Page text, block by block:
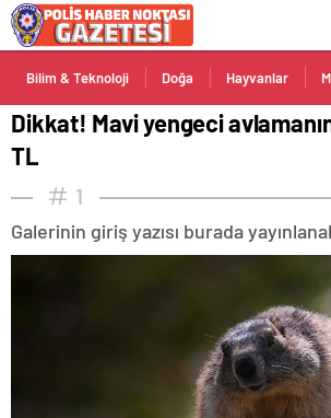
Bilim & Teknoloji Doğa Hayvanlar
Dikkat! Mavi yengeci
TL
1
Galerinin giriş yazısı burada